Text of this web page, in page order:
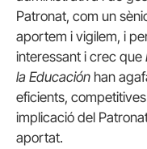
Patronat, com un
aportem i vigilem, i
interessant i crec que
la Educación han
eficients,
implicació del
aportat.